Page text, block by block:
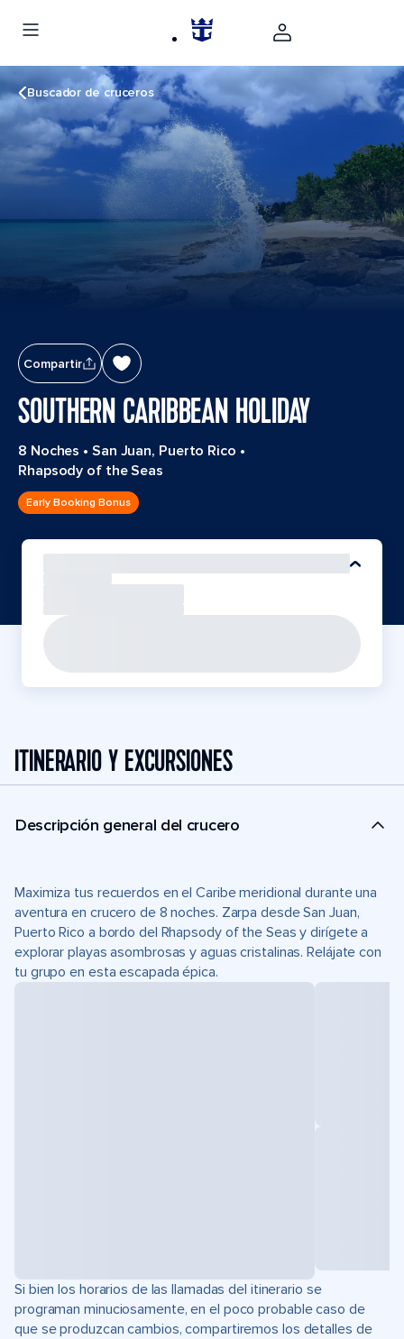
Buscador de cruceros
Compartir
SOUTHERN CARIBBEAN HOLIDAY
8 Noches • San Juan, Puerto Rico •
Rhapsody of the Seas
Early Booking Bonus
ITINERARIO Y EXCURSIONES
Descripción general del crucero
Maximiza tus recuerdos en el Caribe meridional durante una
aventura en crucero de 8 noches. Zarpa desde San Juan,
Puerto Rico a bordo del Rhapsody of the Seas y dirígete a
explorar playas asombrosas y aguas cristalinas. Relájate con
tu grupo en esta escapada épica.
Si bien los horarios de las llamadas del itinerario se
programan minuciosamente, en el poco probable caso de
que se produzcan cambios, compartiremos los detalles de